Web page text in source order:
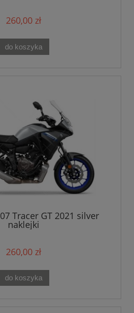
260,00 zł
do koszyka
Tracer GT 2021 silver
naklejki
260,00 zł
do koszyka